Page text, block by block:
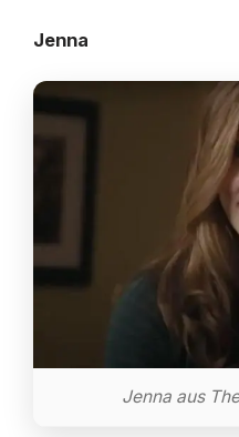
Jenna
Jenna aus